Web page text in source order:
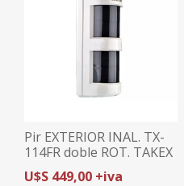
Pir EXTERIOR INAL. TX-
114FR doble ROT. TAKEX
U$S 449,00 +iva